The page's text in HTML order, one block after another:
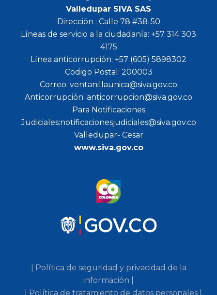
Valledupar SIVA SAS
Dirección : Calle 78 #38-50
Líneas de servicio a la ciudadanía: +57 314 303
4175
Línea anticorrupción: +57 (605) 5898302
Codigo Postal: 200003
Correo: ventanillaunica@siva.gov.co
Anticorrupción: anticorrupcion@siva.gov.co
Para Notificaciones
Judiciales:notificacionesjudiciales@siva.gov.co
Valledupar- Cesar
www.siva.gov.co
| Política de seguridad y privacidad de la
información |
| Política de tratamiento de datos personales |